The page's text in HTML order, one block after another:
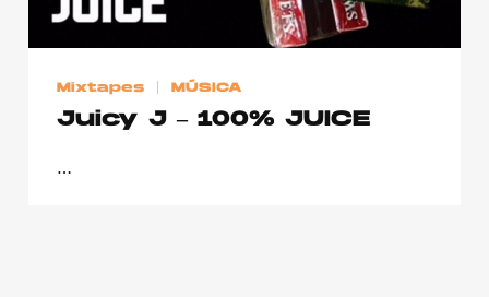
Mixtapes MÚSICA
Juicy J – 100% JUICE
…